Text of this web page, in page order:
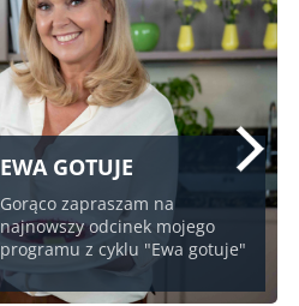
EWA GOTUJE
Gorąco zapraszam na
najnowszy odcinek mojego
programu z cyklu "Ewa gotuje"